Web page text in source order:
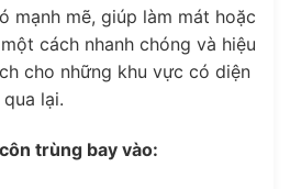
mạnh mẽ, giúp làm mát hoặc
cách nhanh chóng và hiệu
cho những khu vực có diện
lại.
trùng bay vào: